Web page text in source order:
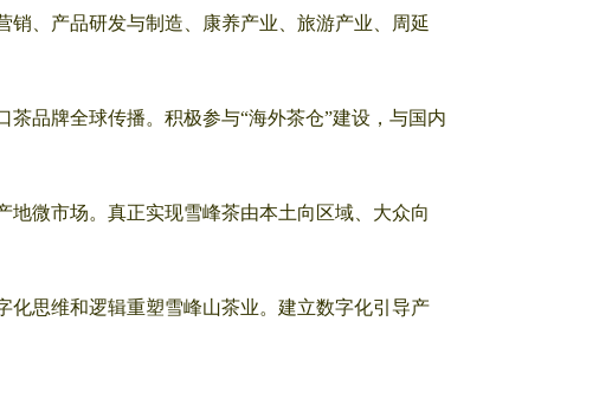
销、产品研发与制造、康养产业、旅游产业、周延
品牌全球传播。积极参与“海外茶仓”建设，与国内
地微市场。真正实现雪峰茶由本土向区域、大众向
化思维和逻辑重塑雪峰山茶业。建立数字化引导产